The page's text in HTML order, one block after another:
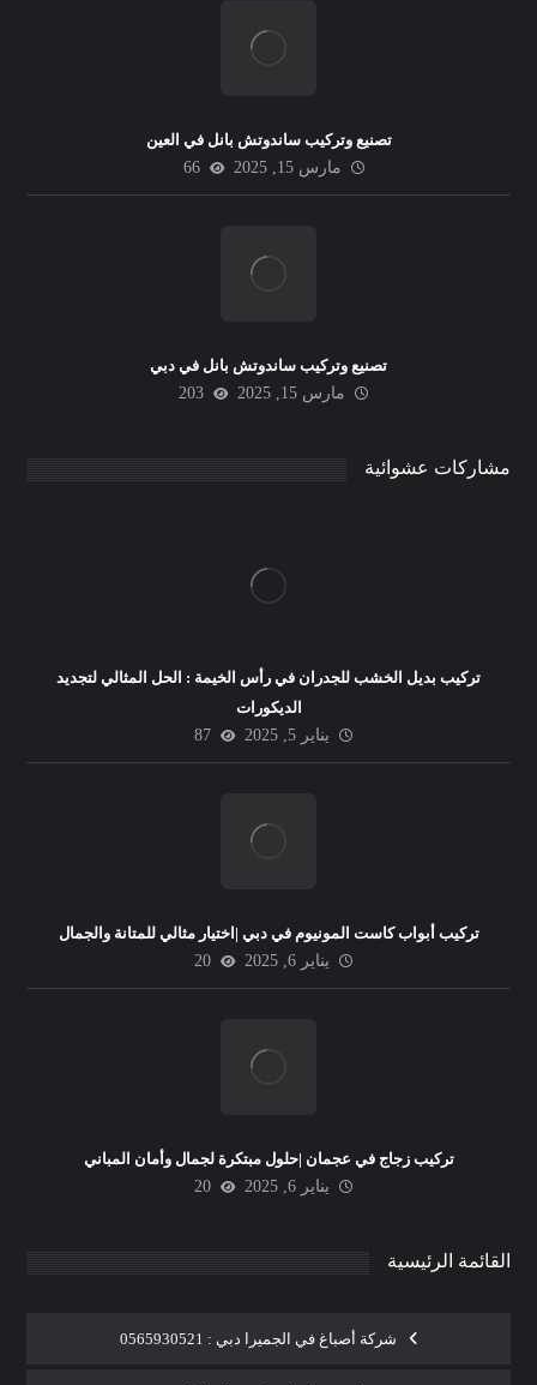
تصنيع وتركيب ساندوتش بانل في العين
مارس 15, 2025
66
تصنيع وتركيب ساندوتش بانل في دبي
مارس 15, 2025
203
مشاركات عشوائية
تركيب بديل الخشب للجدران في رأس الخيمة : الحل المثالي لتجديد
الديكورات
يناير 5, 2025
87
تركيب أبواب كاست المونيوم في دبي |اختيار مثالي للمتانة والجمال
يناير 6, 2025
20
تركيب زجاج في عجمان |حلول مبتكرة لجمال وأمان المباني
يناير 6, 2025
20
القائمة الرئيسية
شركة أصباغ في الجميرا دبي : 0565930521